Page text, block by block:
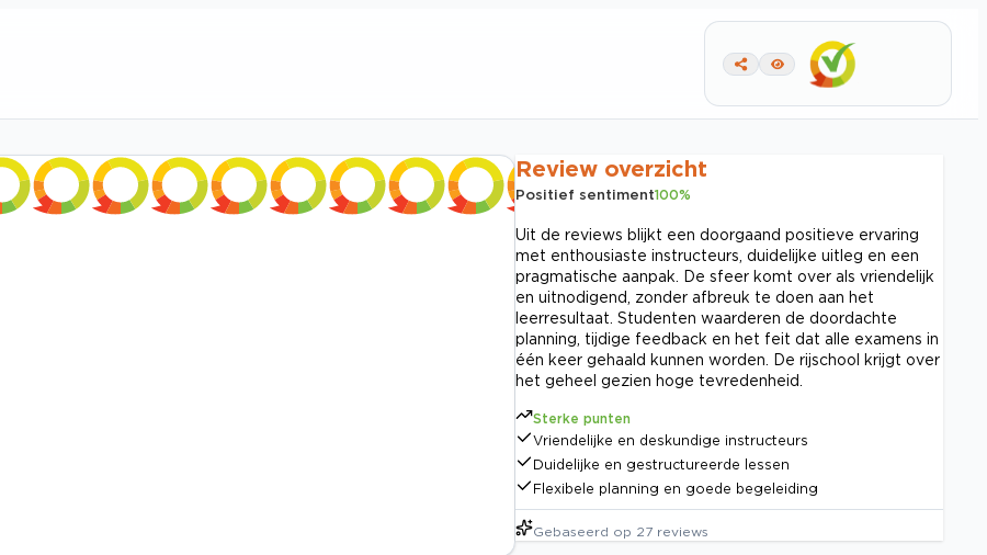
Review overzicht
Positief sentiment100%
Uit de reviews blijkt een doorgaand positieve ervaring
met enthousiaste instructeurs, duidelijke uitleg en een
pragmatische aanpak. De sfeer komt over als vriendelijk
en uitnodigend, zonder afbreuk te doen aan het
leerresultaat. Studenten waarderen de doordachte
planning, tijdige feedback en het feit dat alle examens in
één keer gehaald kunnen worden. De rijschool krijgt over
het geheel gezien hoge tevredenheid.
Sterke punten
Vriendelijke en deskundige instructeurs
Duidelijke en gestructureerde lessen
Flexibele planning en goede begeleiding
Gebaseerd op 27 reviews